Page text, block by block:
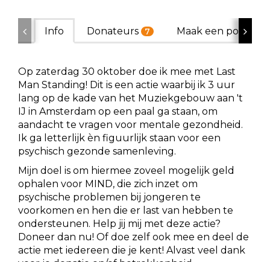
Info Donateurs 7 Maak een poster
Op zaterdag 30 oktober doe ik mee met Last
Man Standing! Dit is een actie waarbij ik 3 uur
lang op de kade van het Muziekgebouw aan 't
IJ in Amsterdam op een paal ga staan, om
aandacht te vragen voor mentale gezondheid.
Ik ga letterlijk èn figuurlijk staan voor een
psychisch gezonde samenleving.
Mijn doel is om hiermee zoveel mogelijk geld
ophalen voor MIND, die zich inzet om
psychische problemen bij jongeren te
voorkomen en hen die er last van hebben te
ondersteunen. Help jij mij met deze actie?
Doneer dan nu! Of doe zelf ook mee en deel de
actie met iedereen die je kent! Alvast veel dank